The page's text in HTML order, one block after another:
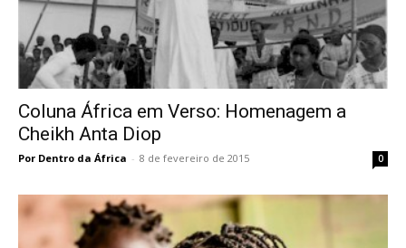
Coluna África em Verso: Homenagem a
Cheikh Anta Diop
Por Dentro da África - 8 de fevereiro de 2015 0